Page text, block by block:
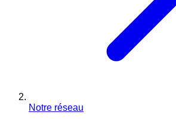
Notre réseau